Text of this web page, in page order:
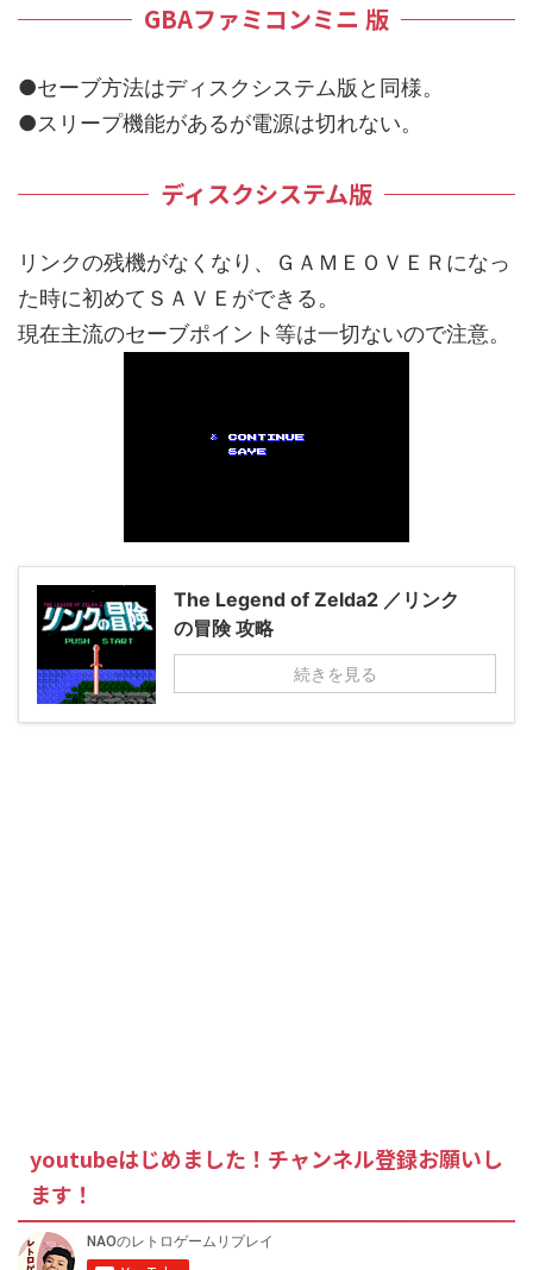
GBAファミコンミニ 版
●セーブ方法はディスクシステム版と同様。
●スリープ機能があるが電源は切れない。
ディスクシステム版
リンクの残機がなくなり、ＧＡＭＥＯＶＥＲになっ
た時に初めてＳＡＶＥができる。
現在主流のセーブポイント等は一切ないので注意。
The Legend of Zelda2 ／リンク
の冒険 攻略
続きを見る
youtubeはじめました！チャンネル登録お願いし
ます！